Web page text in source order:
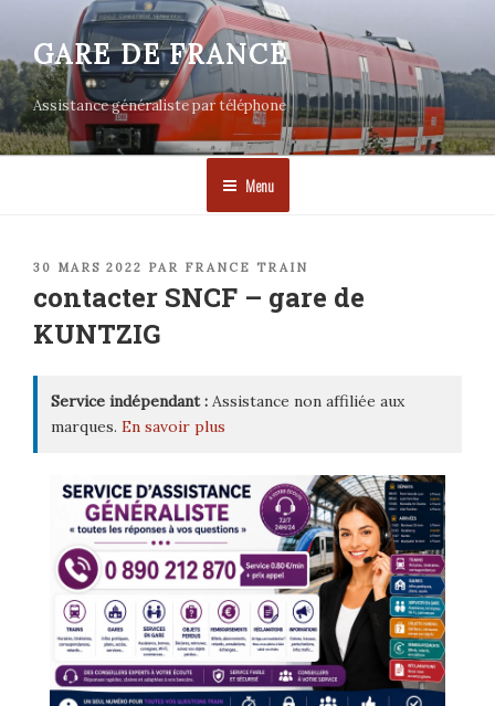
contenu
principal
GARE DE FRANCE
Assistance généraliste par téléphone
Menu
PUBLIÉ
30 MARS 2022 PAR FRANCE TRAIN
contacter SNCF – gare de
KUNTZIG
Service indépendant : Assistance non affiliée aux
marques. En savoir plus